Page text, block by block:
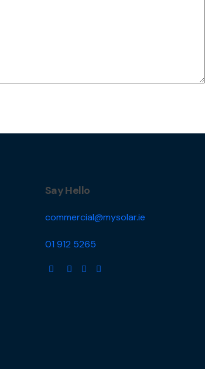
Say Hello
commercial@mysolar.ie
01 912 5265